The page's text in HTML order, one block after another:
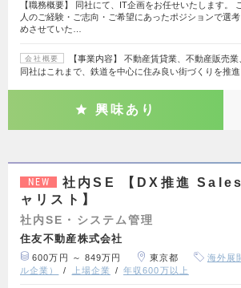
【職務概要】 同社にて、IT企画をお任せいたします。
人のご経験・ご志向・ご希望にあったポジションで選
めさせていた…
会社概要
【事業内容】 不動産賃貸業、不動産販売
同社はこれまで、鉄道を中心に住み良い街づくりを推
興味あり
NEW
社内SE 【DX推進
ャリスト】
社内SE・システム管理
住友不動産株式会社
600万円 ～ 849万円 東京都
海外展
ル企業）
上場企業 年収600万以上